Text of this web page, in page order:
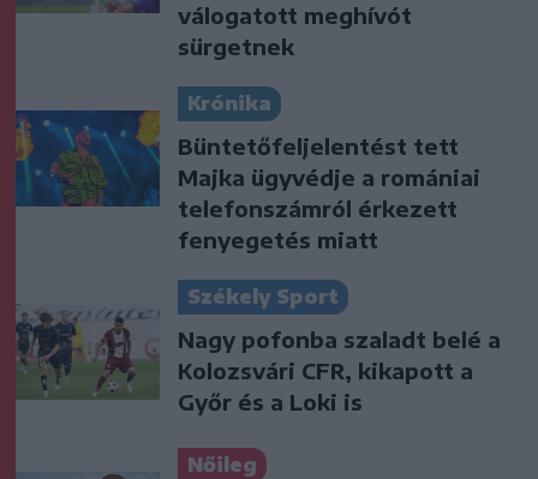
válogatott meghívót
sürgetnek
Krónika
Büntetőfeljelentést tett
Majka ügyvédje a romániai
telefonszámról érkezett
fenyegetés miatt
Székely Sport
Nagy pofonba szaladt belé a
Kolozsvári CFR, kikapott a
Győr és a Loki is
Nőileg